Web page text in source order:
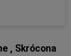
, Skrócona